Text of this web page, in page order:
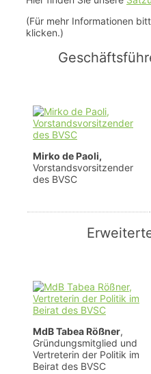
(Für mehr Informationen
klicken.)
Mirko de Paoli,
Vorstandsvorsitzender
des BVSC
MdB Tabea Rößner,
Gründungsmitglied und
Vertreterin der Politik im
Beirat des BVSC